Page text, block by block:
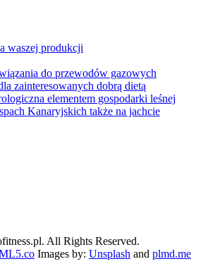
waszej produkcji
do przewodów gazowych
zainteresowanych dobrą dietą
elementem gospodarki leśnej
Kanaryjskich także na jachcie
All Rights Reserved.
Images by: Unsplash and plmd.me